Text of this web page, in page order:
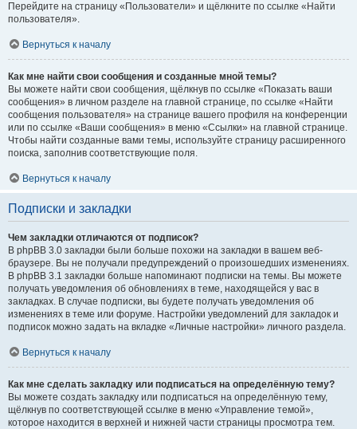
Перейдите на страницу «Пользователи» и щёлкните по ссылке «Найти
пользователя».
Вернуться к началу
Как мне найти свои сообщения и созданные мной темы?
Вы можете найти свои сообщения, щёлкнув по ссылке «Показать ваши
сообщения» в личном разделе на главной странице, по ссылке «Найти
сообщения пользователя» на странице вашего профиля на конференции
или по ссылке «Ваши сообщения» в меню «Ссылки» на главной странице.
Чтобы найти созданные вами темы, используйте страницу расширенного
поиска, заполнив соответствующие поля.
Вернуться к началу
Подписки и закладки
Чем закладки отличаются от подписок?
В phpBB 3.0 закладки были больше похожи на закладки в вашем веб-
браузере. Вы не получали предупреждений о произошедших изменениях.
В phpBB 3.1 закладки больше напоминают подписки на темы. Вы можете
получать уведомления об обновлениях в теме, находящейся у вас в
закладках. В случае подписки, вы будете получать уведомления об
изменениях в теме или форуме. Настройки уведомлений для закладок и
подписок можно задать на вкладке «Личные настройки» личного раздела.
Вернуться к началу
Как мне сделать закладку или подписаться на определённую тему?
Вы можете создать закладку или подписаться на определённую тему,
щёлкнув по соответствующей ссылке в меню «Управление темой»,
которое находится в верхней и нижней части страницы просмотра тем.